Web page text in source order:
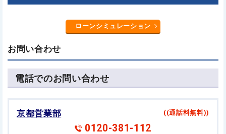
ローンシミュレーション
お問い合わせ
電話でのお問い合わせ
京都営業部 ((通話料無料))
0120-381-112